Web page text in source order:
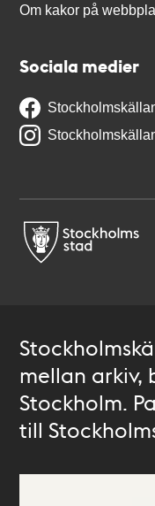
Om kakor på
Sociala medier
mellan arkiv,
Stockholm.
till